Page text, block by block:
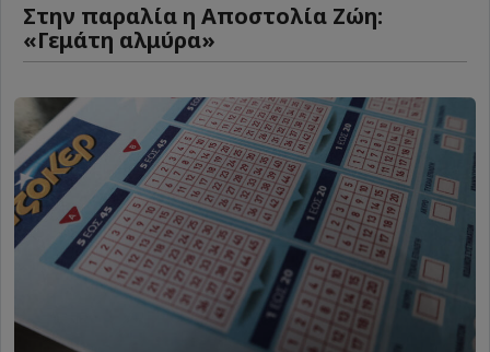
Στην παραλία η Αποστολία Ζώη:
«Γεμάτη αλμύρα»